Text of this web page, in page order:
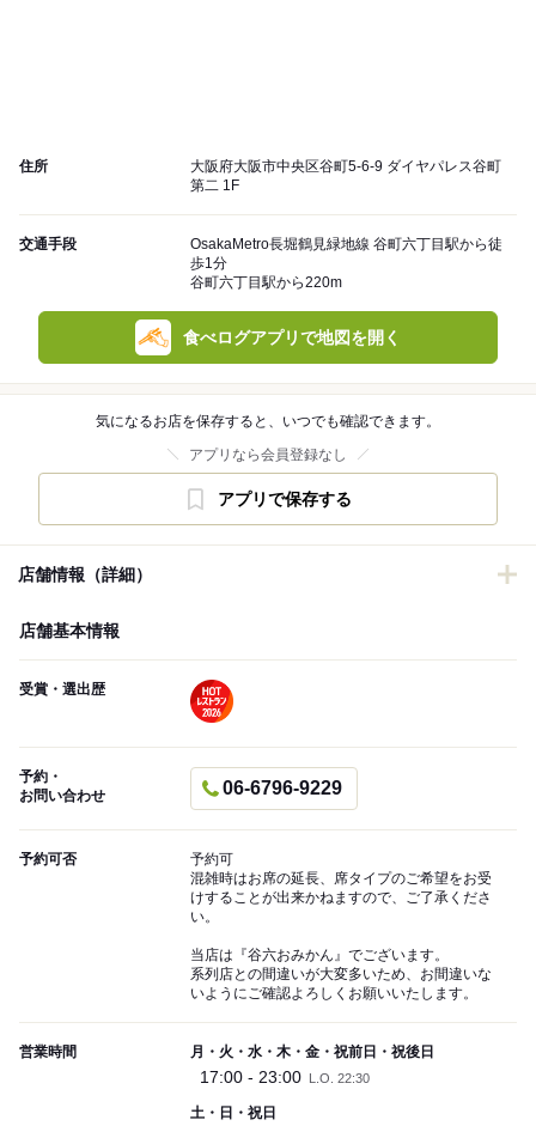
住所
大阪府大阪市中央区谷町5-6-9 ダイヤパレス谷町
第二 1F
交通手段
OsakaMetro長堀鶴見緑地線 谷町六丁目駅から徒
歩1分
谷町六丁目駅から220m
食べログアプリで地図を開く
気になるお店を保存すると、いつでも確認できます。
アプリなら会員登録なし
アプリで保存する
店舗情報（詳細）
店舗基本情報
受賞・選出歴
予約・
お問い合わせ
06-6796-9229
予約可否
予約可
混雑時はお席の延長、席タイプのご希望をお受
けすることが出来かねますので、ご了承くださ
い。
当店は『谷六おみかん』でございます。
系列店との間違いが大変多いため、お間違いな
いようにご確認よろしくお願いいたします。
営業時間 月・火・水・木・金・祝前日・祝後日
17:00 - 23:00 L.O. 22:30
土・日・祝日